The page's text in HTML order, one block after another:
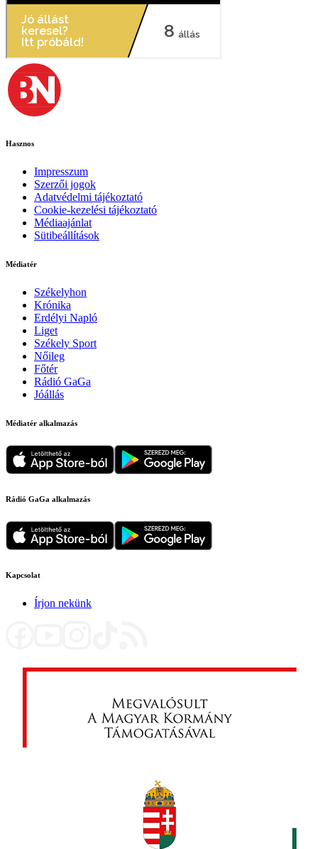
Hasznos
Impresszum
Szerzői jogok
Adatvédelmi tájékoztató
Cookie-kezelési tájékoztató
Médiaajánlat
Sütibeállítások
Médiatér
Székelyhon
Krónika
Erdélyi Napló
Liget
Székely Sport
Nőileg
Főtér
Rádió GaGa
Jóállás
Médiatér alkalmazás
Rádió GaGa alkalmazás
Kapcsolat
Írjon nekünk